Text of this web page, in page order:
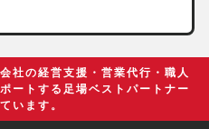
したらいい？
社の経営支援・営業代行・職人
ートする足場ベストパートナー
います。